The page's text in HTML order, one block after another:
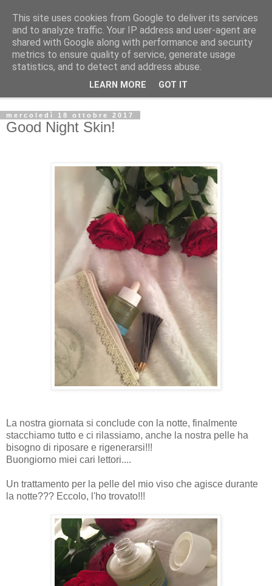
La Gatta Rosa Blog
By Marta Bardelli
mercoledì 18 ottobre 2017
Good Night Skin!
La nostra giornata si conclude con la notte, finalmente
stacchiamo tutto e ci rilassiamo, anche la nostra pelle ha
bisogno di riposare e rigenerarsi!!!
Buongiorno miei cari lettori....
Un trattamento per la pelle del mio viso che agisce durante
la notte??? Eccolo, l'ho trovato!!!
This site uses cookies from Google to deliver its services
and to analyze traffic. Your IP address and user-agent are
shared with Google along with performance and security
metrics to ensure quality of service, generate usage
statistics, and to detect and address abuse.
LEARN MORE GOT IT